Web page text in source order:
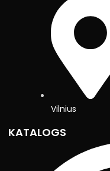
Vilnius
KATALOGS